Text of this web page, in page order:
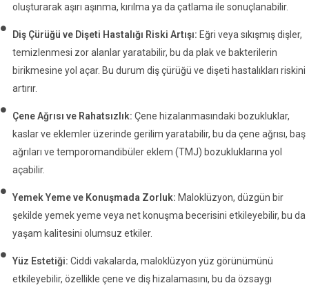
oluşturarak aşırı aşınma, kırılma ya da çatlama ile sonuçlanabilir.
Diş Çürüğü ve Dişeti Hastalığı Riski Artışı: Eğri veya sıkışmış dişler,
temizlenmesi zor alanlar yaratabilir, bu da plak ve bakterilerin
birikmesine yol açar. Bu durum diş çürüğü ve dişeti hastalıkları riskini
artırır.
Çene Ağrısı ve Rahatsızlık: Çene hizalanmasındaki bozukluklar,
kaslar ve eklemler üzerinde gerilim yaratabilir, bu da çene ağrısı, baş
ağrıları ve temporomandibüler eklem (TMJ) bozukluklarına yol
açabilir.
Yemek Yeme ve Konuşmada Zorluk: Maloklüzyon, düzgün bir
şekilde yemek yeme veya net konuşma becerisini etkileyebilir, bu da
yaşam kalitesini olumsuz etkiler.
Yüz Estetiği: Ciddi vakalarda, maloklüzyon yüz görünümünü
etkileyebilir, özellikle çene ve diş hizalamasını, bu da özsaygı